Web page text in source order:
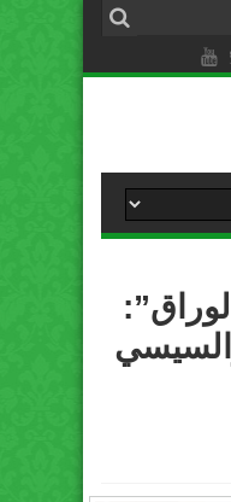
في 73 والسيسي